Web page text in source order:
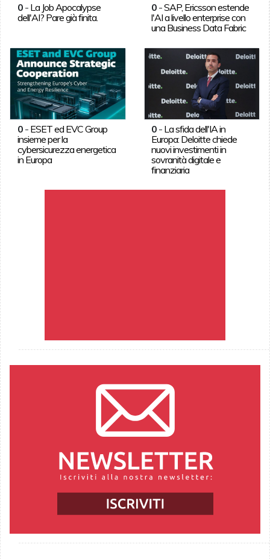
0- La Job Apocalypse
dell'AI? Pare già finita.
0 -SAP, Ericsson estende
l'AI a livello enterprise con
una Business Data Fabric
0- ESET ed EVC Group
insieme per la
cybersicurezza energetica
in Europa
0 - La sfida dell'IA in
Europa: Deloitte chiede
nuovi investimenti in
sovranità digitale e
finanziaria